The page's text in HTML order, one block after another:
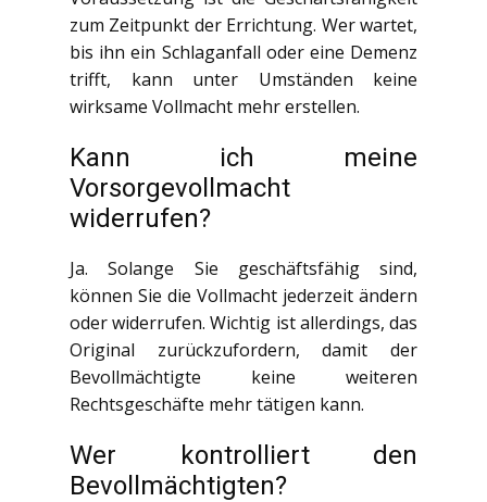
zum Zeitpunkt der Errichtung. Wer wartet,
bis ihn ein Schlaganfall oder eine Demenz
trifft, kann unter Umständen keine
wirksame Vollmacht mehr erstellen.
Kann ich meine
Vorsorgevollmacht
widerrufen?
Ja. Solange Sie geschäftsfähig sind,
können Sie die Vollmacht jederzeit ändern
oder widerrufen. Wichtig ist allerdings, das
Original zurückzufordern, damit der
Bevollmächtigte keine weiteren
Rechtsgeschäfte mehr tätigen kann.
Wer kontrolliert den
Bevollmächtigten?